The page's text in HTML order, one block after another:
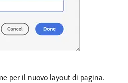
per il nuovo layout di pagina.